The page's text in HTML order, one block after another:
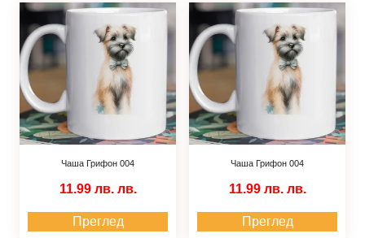
Чаша Грифон 004
11.99 лв. лв.
Преглед
Чаша Грифон 004
11.99 лв. лв.
Преглед